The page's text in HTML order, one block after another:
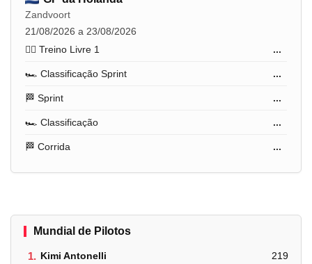
Zandvoort
21/08/2026 a 23/08/2026
🏋️‍♂️ Treino Livre 1
...
🏎️ Classificação Sprint ...
🏁 Sprint ...
🏎️ Classificação ...
🏁 Corrida ...
Mundial de Pilotos
1. Kimi Antonelli 219